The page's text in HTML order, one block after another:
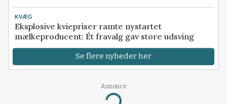
KVÆG
Eksplosive kviepriser ramte nystartet
mælkeproducent: Ét fravalg gav store udsving
Se flere nyheder her
Annonce
Loading...